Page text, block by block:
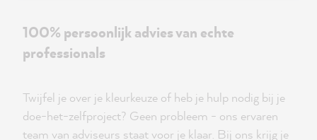
100% persoonlijk advies van echte
professionals
Twijfel je over je kleurkeuze of heb je hulp nodig bij je
doe-het-zelfproject? Geen probleem - ons ervaren
team van adviseurs staat voor je klaar. Bij ons krijg je